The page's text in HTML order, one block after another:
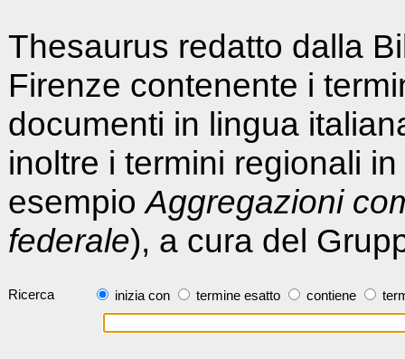
Thesaurus redatto dalla
Firenze contenente i
documenti in lingua
inoltre i termini regionali
esempioAggregazioni
federale), a cura del
Ricerca inizia con termine esatto contiene